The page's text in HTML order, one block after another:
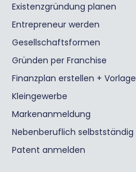
Existenzgründung planen
Entrepreneur werden
Gesellschaftsformen
Gründen per Franchise
Finanzplan erstellen + Vorlage
Kleingewerbe
Markenanmeldung
Nebenberuflich selbstständig
Patent anmelden